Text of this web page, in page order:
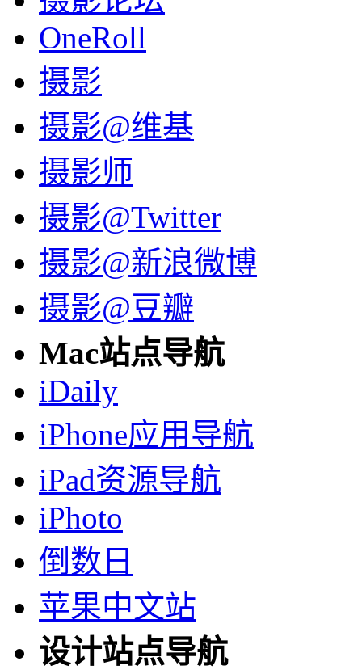
OneRoll
摄影
摄影@维基
摄影师
摄影@Twitter
摄影@新浪微博
摄影@豆瓣
Mac站点导航
iDaily
iPhone应用导航
iPad资源导航
iPhoto
倒数日
苹果中文站
设计站点导航